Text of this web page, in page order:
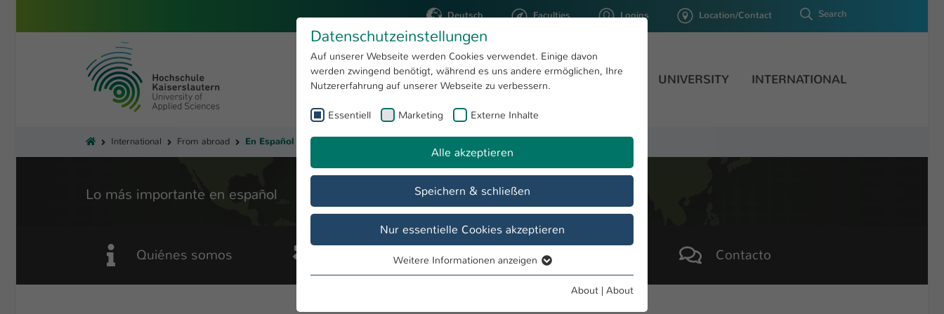
Deutsch Faculties Logins Location/Contact Search
University of Applied Sciences Kaiserslautern
STUDYING RESEARCH UNIVERSITY INTERNATIONAL
You are here:
International From abroad En Español
Lo más importante en español
Quiénes somos Nuestro objetivo
Información &
Folletos
Contacto
Datenschutzeinstellungen
Auf unserer Webseite werden Cookies verwendet. Einige davon
werden zwingend benötigt, während es uns andere ermöglichen, Ihre
Nutzererfahrung auf unserer Webseite zu verbessern.
Essentiell Marketing Externe Inhalte
Alle akzeptieren
Speichern & schließen
Nur essentielle Cookies akzeptieren
Essentielle Cookies werden für grundlegende Funktionen der
Weitere Informationen anzeigen
About | About